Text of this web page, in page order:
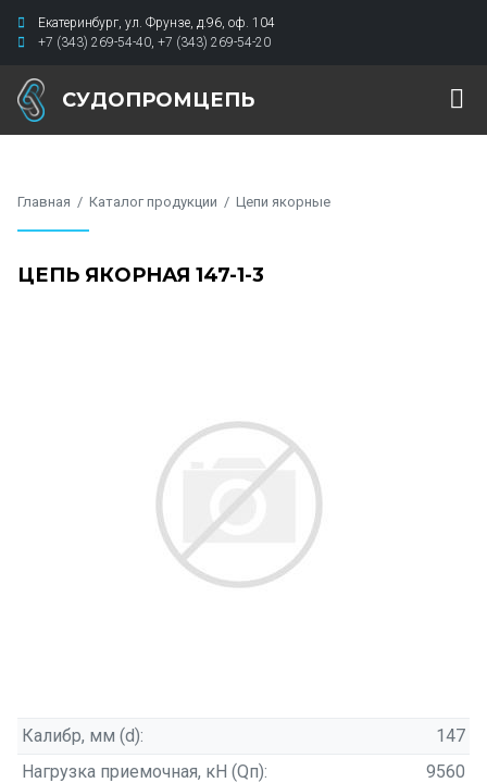
Екатеринбург, ул. Фрунзе, д.96, оф. 104
+7 (343) 269-54-40, +7 (343) 269-54-20
СУДОПРОМЦЕПЬ
Главная Каталог продукции Цепи якорные
ЦЕПЬ ЯКОРНАЯ 147-1-3
Калибр, мм (d):
147
Нагрузка приемочная, кН (Qп):
9560